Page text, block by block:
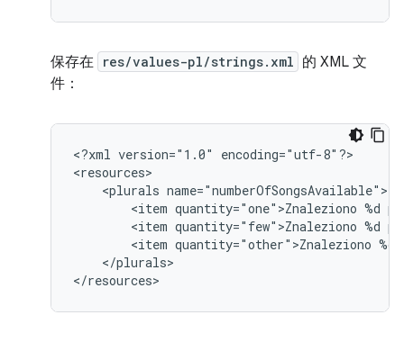
保存在 res/values-pl/strings.xml 的 XML 文
件：
<?xml version="1.0"
encoding="utf-8"?>
<plurals
<item quantity="one">Znaleziono %d
<item quantity="few">Znaleziono %d
<item quantity="other">Znaleziono %d
</plurals>
</resources>